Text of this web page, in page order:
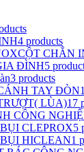
4 products
CỘT CHẮN
ĐÌNH5
3 products
TAY ĐÒN
LÙA)17
CÔNG
CLEPROX5
HICLEAN1